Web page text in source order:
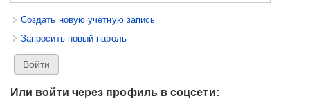
Создать новую учётную запись
Запросить новый пароль
Или войти через профиль в соцсети: